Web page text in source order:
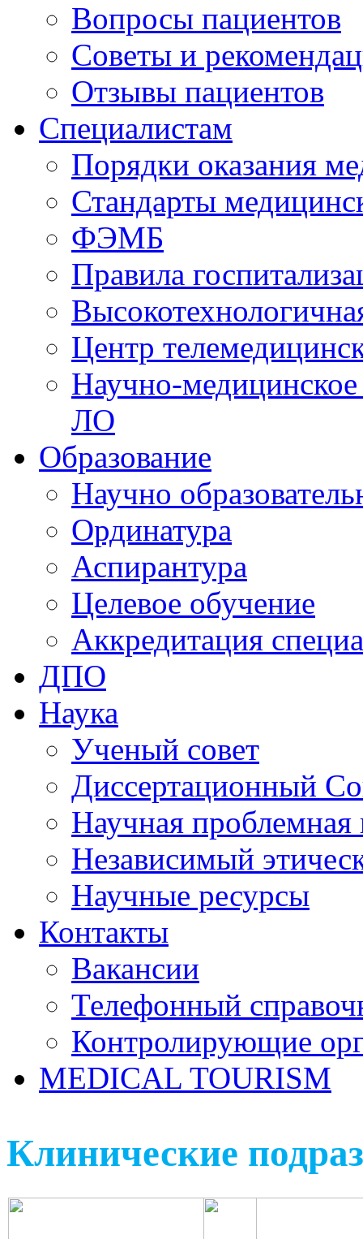
Вопросы пациентов
Советы и
Отзывы пациентов
Специалистам
Порядки оказания
Стандарты
ФЭМБ
Правила
Центр
Научно-
ЛО
Образование
Научно
Ординатура
Аспирантура
Целевое обучение
Аккредитация
ДПО
Наука
Ученый совет
Диссертационный
Научная проблемная
Независимый
Научные ресурсы
Контакты
Вакансии
Телефонный
Контролирующие
MEDICAL TOURISM
Клинические